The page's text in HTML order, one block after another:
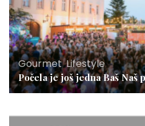
Gourmet,Lifestyle
Počela je još jedna Baš Naš